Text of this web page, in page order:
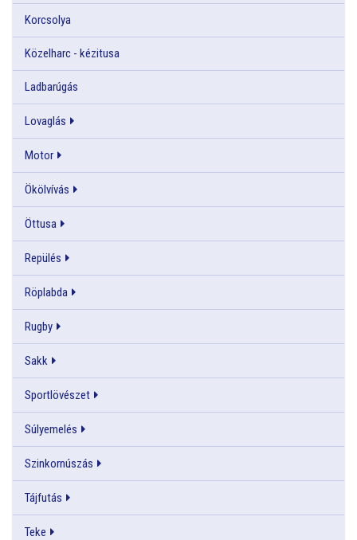
Korcsolya
Közelharc - kézitusa
Ladbarúgás
Lovaglás
Motor
Ökölvívás
Öttusa
Repülés
Röplabda
Rugby
Sakk
Sportlövészet
Súlyemelés
Szinkornúszás
Tájfutás
Teke